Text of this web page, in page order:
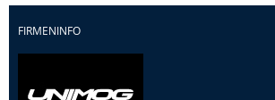
FIRMENINFO